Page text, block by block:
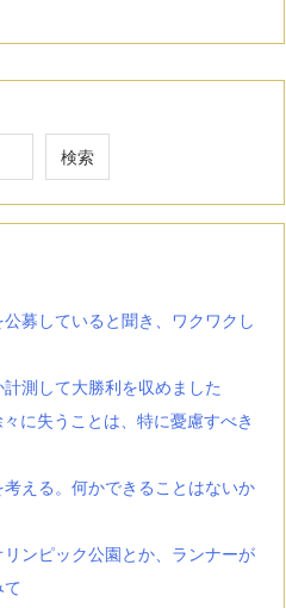
検索
募していると聞き、ワクワクし
測して大勝利を収めました
に失うことは、特に憂慮すべき
える。何かできることはないか
ンピック公園とか、ランナーが